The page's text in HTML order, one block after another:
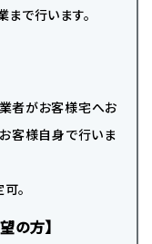
で行います。
者がお客様宅へお
客様自身で行いま
。
の方】